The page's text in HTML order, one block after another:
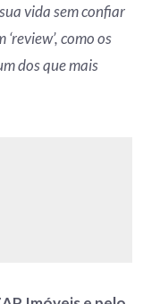
vida sem confiar
como os
dos que mais